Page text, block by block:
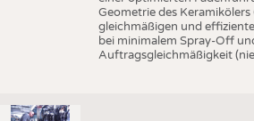
Geometrie des
gleichmäßigen und
bei minimalem Spray-Off
Auftragsgleichmäßigkeit